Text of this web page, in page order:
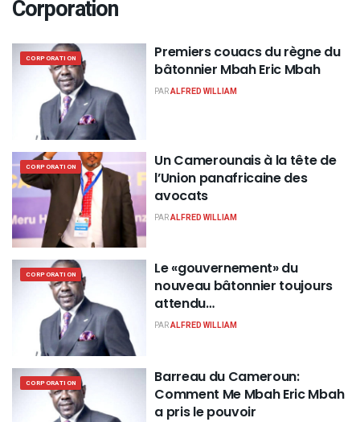
Corporation
CORPORATION
Premiers couacs du règne du
bâtonnier Mbah Eric Mbah
PARALFRED WILLIAM
CORPORATION
Un Camerounais à la tête de
l’Union panafricaine des
avocats
PARALFRED WILLIAM
CORPORATION
Le «gouvernement» du
nouveau bâtonnier toujours
attendu…
PARALFRED WILLIAM
CORPORATION
Barreau du Cameroun:
Comment Me Mbah Eric Mbah
a pris le pouvoir